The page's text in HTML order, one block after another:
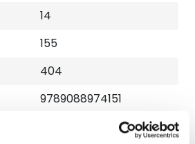
14
155
404
9789088974151